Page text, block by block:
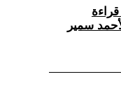
سمير